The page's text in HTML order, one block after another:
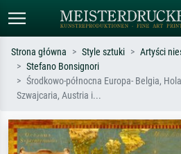
Wyszukiwanie standardowe
Szukaj wg artysty, tytułu lub stylu – np.
impresjonizm, fala Hokusaia, akt.
Strona główna Style sztuki
Artyści
Stefano Bonsignori
Środkowo-północna Europa- Belgia,
Szwajcaria, Austria i...